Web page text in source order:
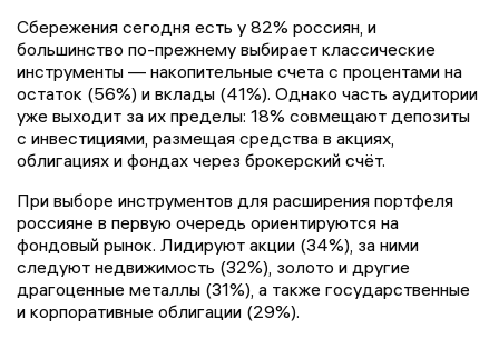
Сбережения сегодня есть у 82% россиян, и
большинство по-прежнему выбирает классические
инструменты — накопительные счета с процентами на
остаток (56%) и вклады (41%). Однако часть аудитории
уже выходит за их пределы: 18% совмещают депозиты
с инвестициями, размещая средства в акциях,
облигациях и фондах через брокерский счёт.
При выборе инструментов для расширения портфеля
россияне в первую очередь ориентируются на
фондовый рынок. Лидируют акции (34%), за ними
следуют недвижимость (32%), золото и другие
драгоценные металлы (31%), а также государственные
и корпоративные облигации (29%).